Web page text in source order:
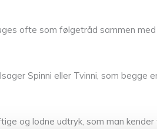
ofte som følgetråd sammen
Isager Spinni eller Tvinni, som begge
og lodne udtryk, som man